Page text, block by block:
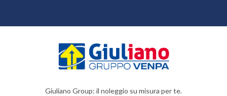
Giuliano Group: il noleggio su misura per te.